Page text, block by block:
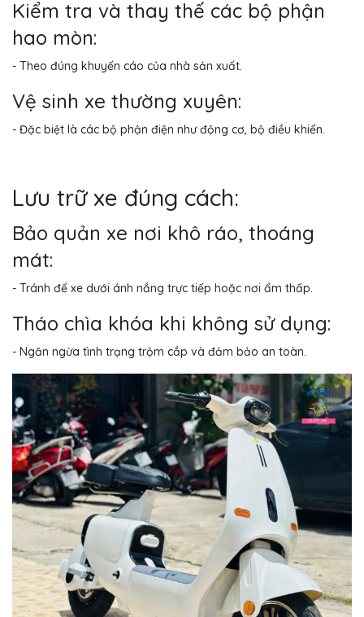
Kiểm tra và thay thế các bộ phận
hao mòn:
- Theo đúng khuyến cáo của nhà sản xuất.
Vệ sinh xe thường xuyên:
- Đặc biệt là các bộ phận điện như động cơ, bộ điều khiển.
Lưu trữ xe đúng cách:
Bảo quản xe nơi khô ráo, thoáng
mát:
- Tránh để xe dưới ánh nắng trực tiếp hoặc nơi ẩm thấp.
Tháo chìa khóa khi không sử dụng:
- Ngăn ngừa tình trạng trộm cắp và đảm bảo an toàn.